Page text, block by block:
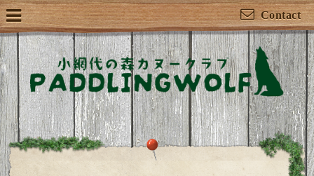
Contact